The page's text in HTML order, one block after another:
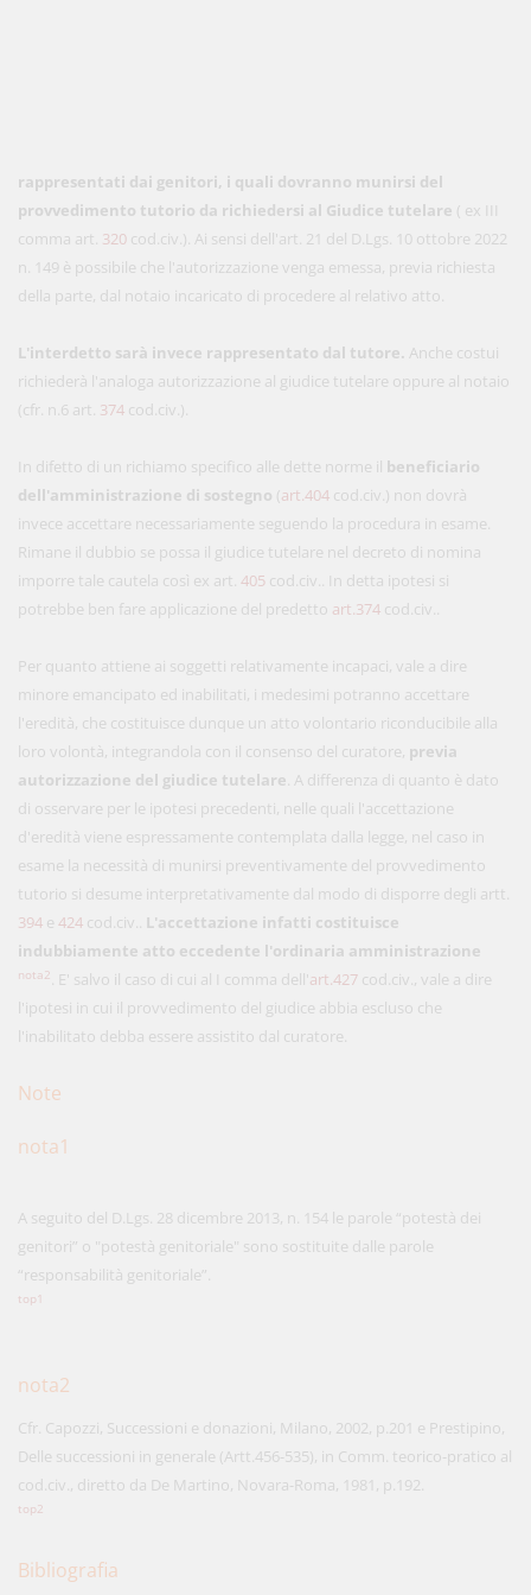
rappresentati dai genitori, i quali dovranno munirsi del
provvedimento tutorio da richiedersi al Giudice tutelare ( ex III
comma art. 320 cod.civ.). Ai sensi dell'art. 21 del D.Lgs. 10 ottobre 2022
n. 149 è possibile che l'autorizzazione venga emessa, previa richiesta
della parte, dal notaio incaricato di procedere al relativo atto.
L'interdetto sarà invece rappresentato dal tutore. Anche costui
richiederà l'analoga autorizzazione al giudice tutelare oppure al notaio
(cfr. n.6 art. 374 cod.civ.).
In difetto di un richiamo specifico alle dette norme il beneficiario
dell'amministrazione di sostegno (art.404 cod.civ.) non dovrà
invece accettare necessariamente seguendo la procedura in esame.
Rimane il dubbio se possa il giudice tutelare nel decreto di nomina
imporre tale cautela così ex art. 405 cod.civ.. In detta ipotesi si
potrebbe ben fare applicazione del predetto art.374 cod.civ..
Per quanto attiene ai soggetti relativamente incapaci, vale a dire
minore emancipato ed inabilitati, i medesimi potranno accettare
l'eredità, che costituisce dunque un atto volontario riconducibile alla
loro volontà, integrandola con il consenso del curatore, previa
autorizzazione del giudice tutelare . A differenza di quanto è dato
di osservare per le ipotesi precedenti, nelle quali l'accettazione
d'eredità viene espressamente contemplata dalla legge, nel caso in
esame la necessità di munirsi preventivamente del provvedimento
tutorio si desume interpretativamente dal modo di disporre degli artt.
394 e 424 cod.civ..
L'accettazione infatti costituisce
indubbiamente atto eccedente l'ordinaria amministrazione
nota2 . E' salvo il caso di cui al I comma dell'art.427 cod.civ., vale a dire
l'ipotesi in cui il provvedimento del giudice abbia escluso che
l'inabilitato debba essere assistito dal curatore.
Note
nota1
A seguito del D.Lgs. 28 dicembre 2013, n. 154 le parole “potestà dei
genitori” o "potestà genitoriale" sono sostituite dalle parole
“responsabilità genitoriale”.
top1
nota2
Cfr. Capozzi, Successioni e donazioni, Milano, 2002, p.201 e Prestipino,
Delle successioni in generale (Artt.456-535), in Comm. teorico-pratico al
cod.civ., diretto da De Martino, Novara-Roma, 1981, p.192.
top2
Bibliografia